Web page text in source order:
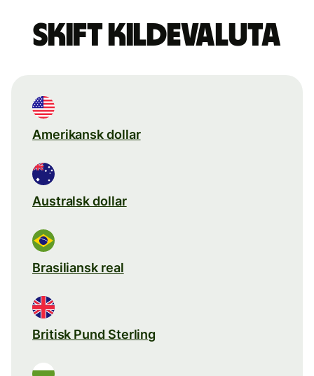
Skift kildevaluta
Amerikansk dollar
Australsk dollar
Brasiliansk real
Britisk Pund Sterling